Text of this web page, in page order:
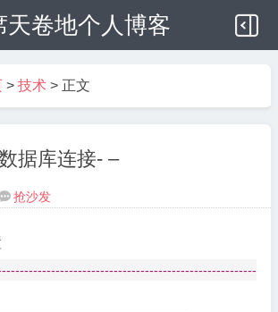
天卷地个人博客
> 技术 > 正文
据库连接- –
抢沙发